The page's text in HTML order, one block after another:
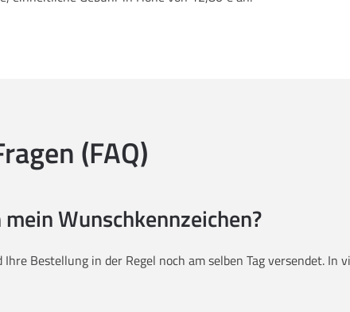
(FAQ)
Wunschkennzeichen?
Bestellung in der Regel noch am selben Tag versendet.